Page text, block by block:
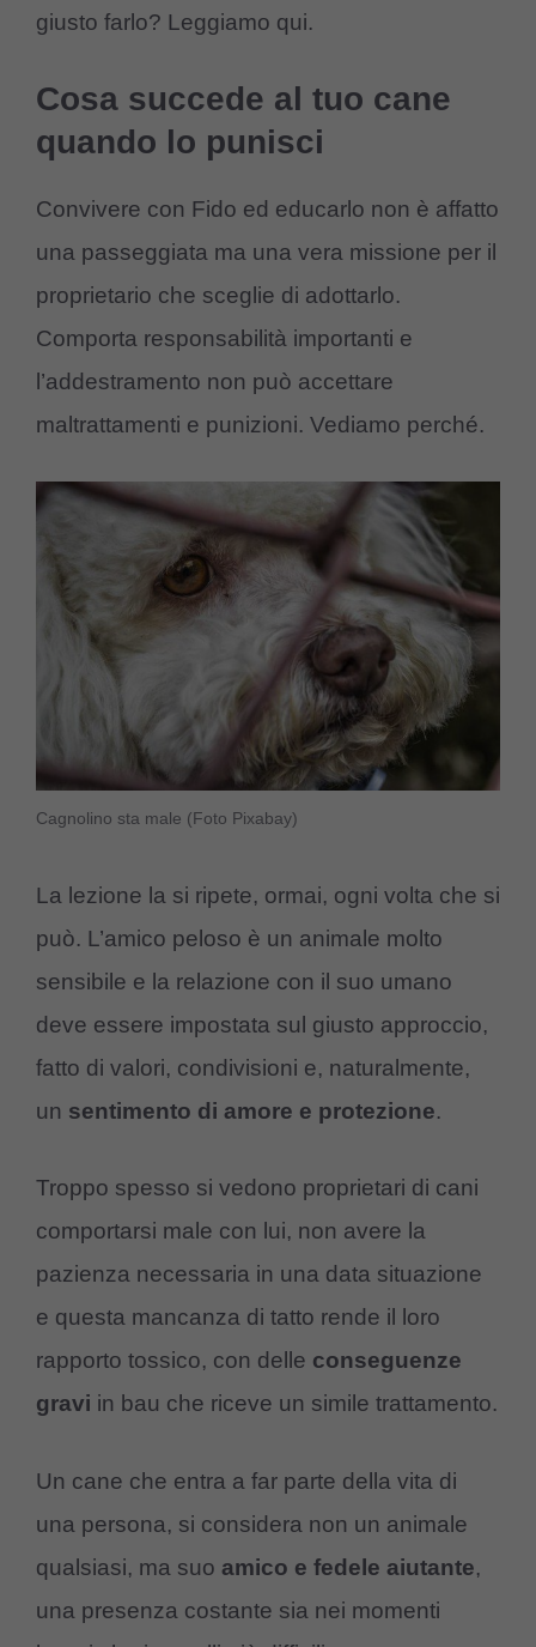
giusto farlo? Leggiamo qui.
Cosa succede al tuo cane
quando lo punisci
Convivere con Fido ed educarlo non è affatto
una passeggiata ma una vera missione per il
proprietario che sceglie di adottarlo.
Comporta responsabilità importanti e
l’addestramento non può accettare
maltrattamenti e punizioni. Vediamo perché.
Cagnolino sta male (Foto Pixabay)
La lezione la si ripete, ormai, ogni volta che si
può. L’amico peloso è un animale molto
sensibile e la relazione con il suo umano
deve essere impostata sul giusto approccio,
fatto di valori, condivisioni e, naturalmente,
un sentimento di amore e protezione.
Troppo spesso si vedono proprietari di cani
comportarsi male con lui, non avere la
pazienza necessaria in una data situazione
e questa mancanza di tatto rende il loro
rapporto tossico, con delle conseguenze
gravi in bau che riceve un simile trattamento.
Un cane che entra a far parte della vita di
una persona, si considera non un animale
qualsiasi, ma suo amico e fedele aiutante,
una presenza costante sia nei momenti